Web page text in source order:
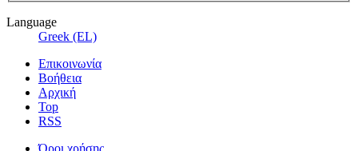
Language
Greek (EL)
Επικοινωνία
Βοήθεια
Αρχική
Top
RSS